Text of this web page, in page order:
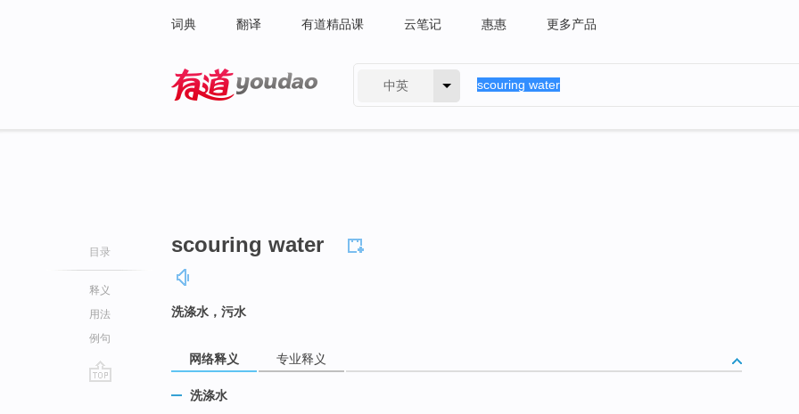
词典 翻译 有道精品课 云笔记 惠惠 更多产品
中英
目录
释义
用法
例句
scouring water
洗涤水，污水
网络释义 专业释义
洗涤水